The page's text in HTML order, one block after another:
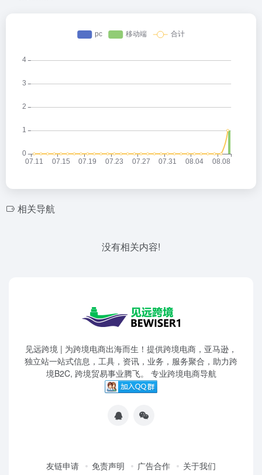
相关导航
没有相关内容!
见远跨境 | 为跨境电商出海而生！提供跨境电商，亚马逊，
独立站一站式信息，工具，资讯，业务，服务聚合，助力跨
境B2C, 跨境贸易事业腾飞。 专业跨境电商导航
友链申请 免责声明 广告合作 关于我们